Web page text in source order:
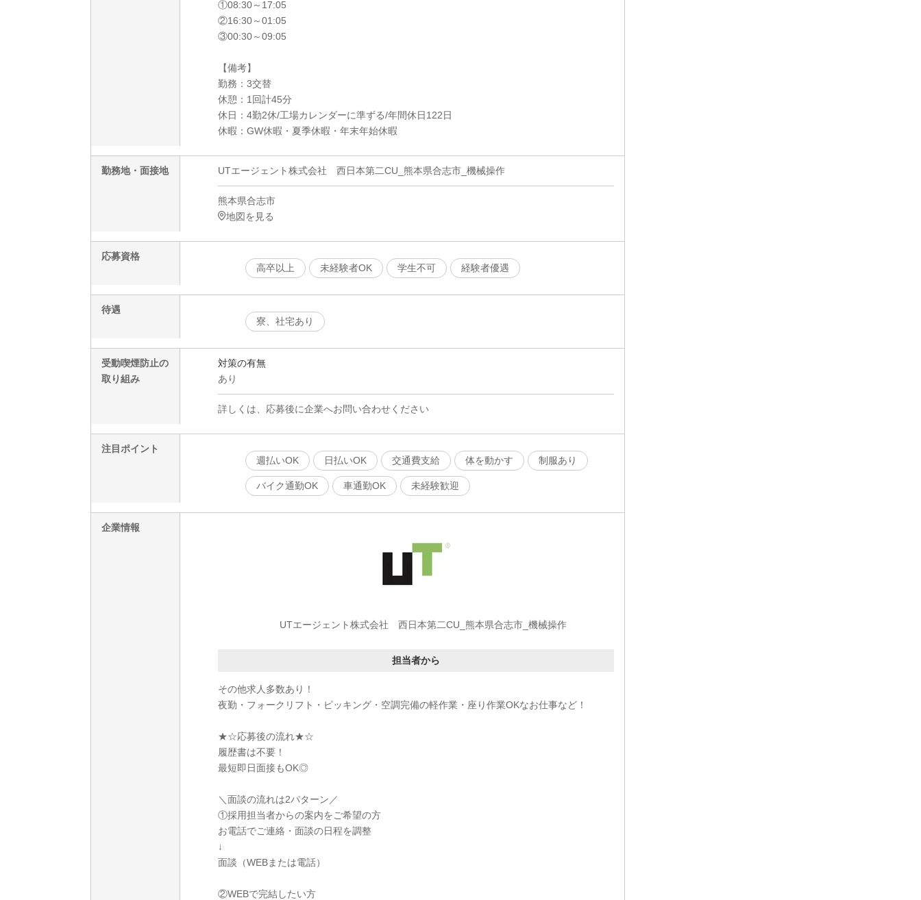
①08:30～17:05
②16:30～01:05
③00:30～09:05
【備考】
勤務：3交替
休憩：1回計45分
休日：4勤2休/工場カレンダーに準ずる/年間休日122日
休暇：GW休暇・夏季休暇・年末年始休暇
勤務地・面接地 UTエージェント株式会社 西日本第二CU_熊本県合志市_機械操作
熊本県合志市
地図を見る
応募資格
高卒以上
未経験者OK 学生不可 経験者優遇
待遇
寮、社宅あり
受動喫煙防止の
取り組み
対策の有無
あり
詳しくは、応募後に企業へお問い合わせください
注目ポイント
週払いOK
日払いOK 交通費支給 体を動かす 制服あり
バイク通勤OK 車通勤OK 未経験歓迎
企業情報
UTエージェント株式会社 西日本第二CU_熊本県合志市_機械操作
担当者から
その他求人多数あり！
夜勤・フォークリフト・ピッキング・空調完備の軽作業・座り作業OKなお仕事など！
★☆応募後の流れ★☆
履歴書は不要！
最短即日面接もOK◎
＼面談の流れは2パターン／
①採用担当者からの案内をご希望の方
お電話でご連絡・面談の日程を調整
↓
面談（WEBまたは電話）
②WEBで完結したい方